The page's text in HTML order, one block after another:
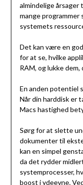
almindelige årsager
mange
systemets
Det kan være en
for at se, hvilke
RAM, og lukke
En anden potentiel
Når din harddisk er
Macs hastighed
Sørg for at slette
dokumenter til
kan en simpel
da det rydder
systemprocesser,
boost i ydeevne.